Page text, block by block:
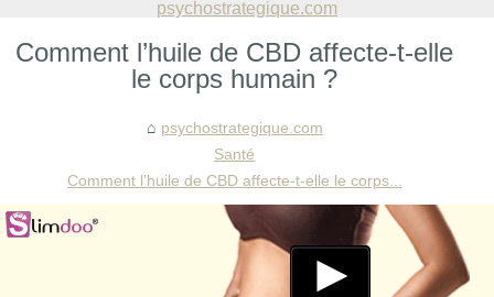
Comment l’huile de CBD affecte-t-elle
le corps humain ?
psychostrategique.com
Santé
Comment l’huile de CBD affecte-t-elle le corps...
psychostrategique.com